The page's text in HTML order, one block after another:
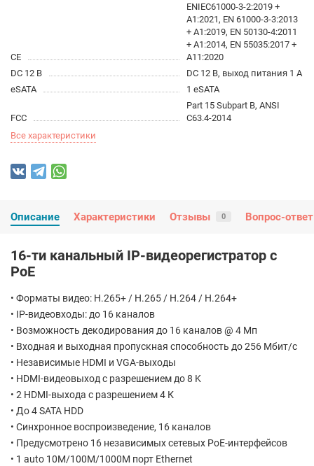
CE
ENIEC61000-3-2:2019 +
A1:2021, EN 61000-3-3:2013
+ A1:2019, EN 50130-4:2011
+ A1:2014, EN 55035:2017 +
A11:2020
DC 12 В
DC 12 В, выход питания 1 A
eSATA
1 eSATA
FCC
Part 15 Subpart B, ANSI
C63.4-2014
Все характеристики
Описание Характеристики Отзывы 0 Вопрос-ответ
16-ти канальный IP-видеорегистратор c
PoE
• Форматы видео: H.265+ / H.265 / H.264 / H.264+
• IP-видеовходы: до 16 каналов
• Возможность декодирования до 16 каналов @ 4 Мп
• Входная и выходная пропускная способность до 256 Мбит/с
• Независимые HDMI и VGA-выходы
• HDMI-видеовыход с разрешением до 8 K
• 2 HDMI-выхода с разрешением 4 К
• До 4 SATA HDD
• Синхронное воспроизведение, 16 каналов
• Предусмотрено 16 независимых сетевых PoE-интерфейсов
• 1 auto 10M/100M/1000M порт Ethernet